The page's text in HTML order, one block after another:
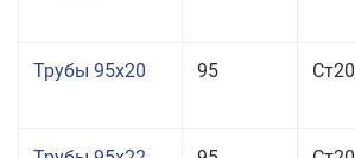
Трубы 95x20 95 Ст20